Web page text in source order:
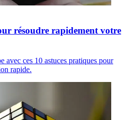
résoudre rapidement votre
avec ces 10 astuces pratiques pour
rapide.